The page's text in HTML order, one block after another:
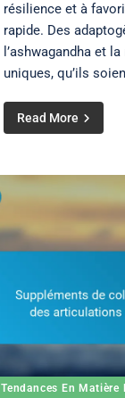
résilience et à
rapide. Des
l’ashwagandha et
uniques, qu’ils
Read More
Tendances En